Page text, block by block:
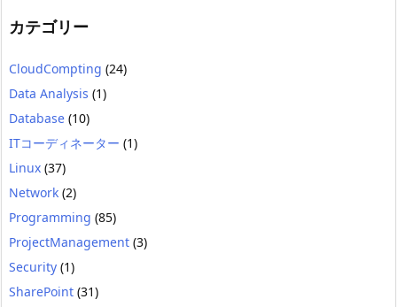
カテゴリー
CloudCompting (24)
Data Analysis (1)
Database (10)
ITコーディネーター (1)
Linux (37)
Network (2)
Programming (85)
ProjectManagement (3)
Security (1)
SharePoint (31)